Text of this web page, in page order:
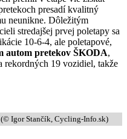
presadí kvalitný
neunikne. Dôležitým
stredajšej prvej poletapy sa
10-6-4, ale poletapové,
autom pretekov ŠKODA,
rekordných 19 vozidiel, takže
Igor Stančík, Cycling-Info.sk)